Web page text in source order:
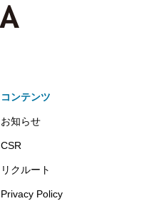
コンテンツ
お知らせ
CSR
リクルート
Privacy Policy